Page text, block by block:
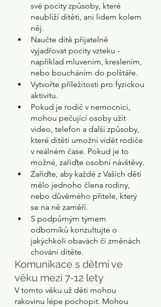
své pocity způsoby, které
neublíží dítěti, ani lidem kolem
něj.
Naučte dítě přijatelně
vyjadřovat pocity vzteku -
například mluvením, kreslením,
nebo boucháním do polštáře.
Vytvořte příležitosti pro fyzickou
aktivitu.
Pokud je rodič v nemocnici,
mohou pečující osoby užít
video, telefon a další způsoby,
které dítěti umožní vidět rodiče
v reálném čase. Pokud je to
možné, zařiďte osobní návštěvy.
Zařiďte, aby každé z Vašich dětí
mělo jednoho člena rodiny,
nebo důvěrného přítele, který
se na ně zaměří.
S podpůrným týmem
odborníků konzultujte o
jakýchkoli obavách či změnách
chování dítěte.
Komunikace s dětmi ve
věku mezi 7-12 lety
V tomto věku už děti mohou
rakovinu lépe pochopit. Mohou